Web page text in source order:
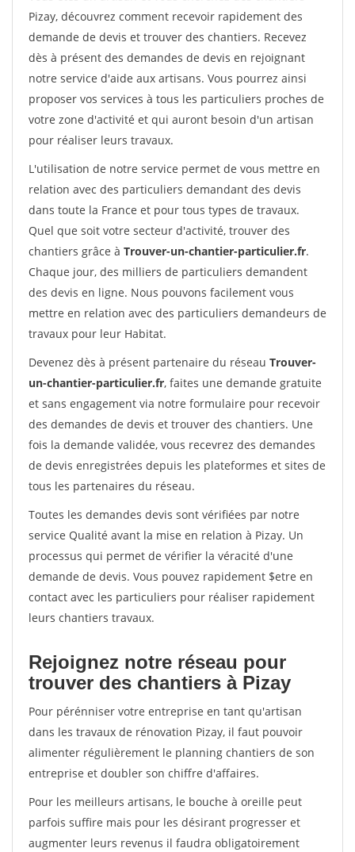
Pizay, découvrez comment recevoir rapidement des
demande de devis et trouver des chantiers. Recevez
dès à présent des demandes de devis en rejoignant
notre service d'aide aux artisans. Vous pourrez ainsi
proposer vos services à tous les particuliers proches de
votre zone d'activité et qui auront besoin d'un artisan
pour réaliser leurs travaux.
L'utilisation de notre service permet de vous mettre en
relation avec des particuliers demandant des devis
dans toute la France et pour tous types de travaux.
Quel que soit votre secteur d'activité, trouver des
chantiers grâce à Trouver-un-chantier-particulier.fr.
Chaque jour, des milliers de particuliers demandent
des devis en ligne. Nous pouvons facilement vous
mettre en relation avec des particuliers demandeurs de
travaux pour leur Habitat.
Devenez dès à présent partenaire du réseau Trouver-
un-chantier-particulier.fr, faites une demande gratuite
et sans engagement via notre formulaire pour recevoir
des demandes de devis et trouver des chantiers. Une
fois la demande validée, vous recevrez des demandes
de devis enregistrées depuis les plateformes et sites de
tous les partenaires du réseau.
Toutes les demandes devis sont vérifiées par notre
service Qualité avant la mise en relation à Pizay. Un
processus qui permet de vérifier la véracité d'une
demande de devis. Vous pouvez rapidement $etre en
contact avec les particuliers pour réaliser rapidement
leurs chantiers travaux.
Rejoignez notre réseau pour
trouver des chantiers à Pizay
Pour pérénniser votre entreprise en tant qu'artisan
dans les travaux de rénovation Pizay, il faut pouvoir
alimenter régulièrement le planning chantiers de son
entreprise et doubler son chiffre d'affaires.
Pour les meilleurs artisans, le bouche à oreille peut
parfois suffire mais pour les désirant progresser et
augmenter leurs revenus il faudra obligatoirement